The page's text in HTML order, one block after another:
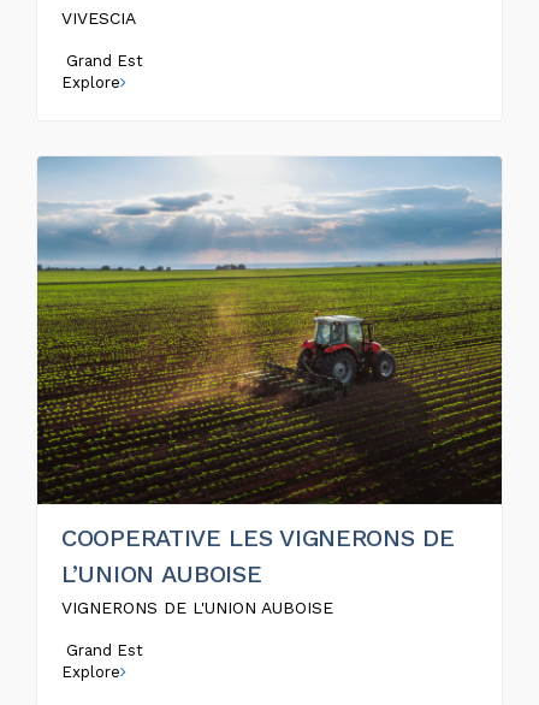
VIVESCIA
Grand Est
Explore
COOPERATIVE LES VIGNERONS DE
L’UNION AUBOISE
VIGNERONS DE L'UNION AUBOISE
Grand Est
Explore